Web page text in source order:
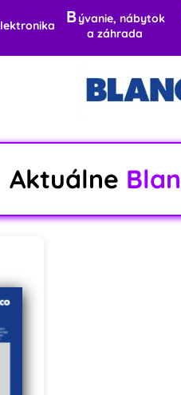
lektronika Bývanie, nábytok
a záhrada
Aktuálne